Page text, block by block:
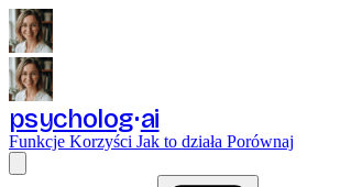
psycholog ai
Funkcje Korzyści Jak to działa Porównaj